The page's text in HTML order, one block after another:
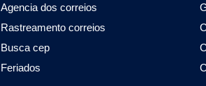
Agencia dos correios
Rastreamento correios
Busca cep
Feriados